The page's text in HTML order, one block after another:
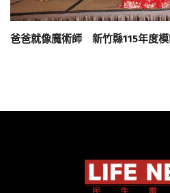
爸爸就像魔術師 新竹縣115年度